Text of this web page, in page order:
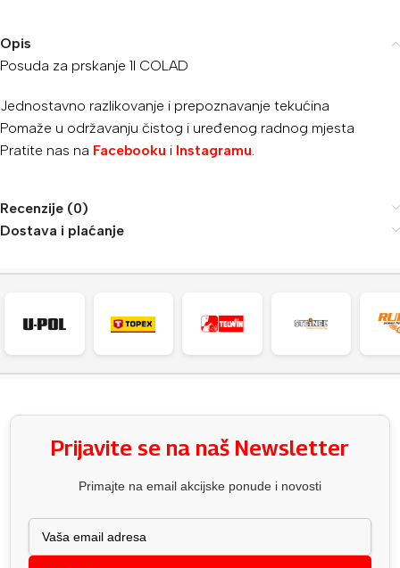
Opis
Posuda za prskanje 1l COLAD
Jednostavno razlikovanje i prepoznavanje tekućina
Pomaže u održavanju čistog i uređenog radnog mjesta
Pratite nas na Facebooku i Instagramu
Recenzije (0)
Dostava i plaćanje
Prijavite se na naš Newsletter
Primajte na email akcijske ponude i novosti